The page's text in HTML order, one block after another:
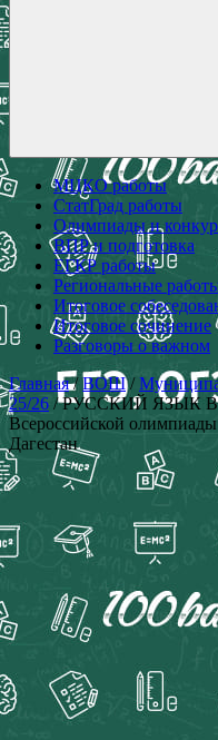
МЦКО работы
СтатГрад работы
Олимпиады и
ВПР и подготовка
ЕГКР работы
Региональные
Итоговое
Итоговое сочинение
Разговоры о важном
Главная/ВОШ/
25/26 / РУССКИЙ ЯЗЫК
Всероссийской
Дагестан